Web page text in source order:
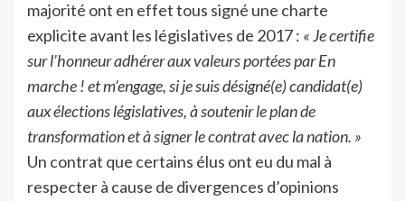
majorité ont en effet tous signé une charte
explicite avant les législatives de 2017 : « Je certifie
sur l’honneur adhérer aux valeurs portées par En
marche ! et m’engage, si je suis désigné(e) candidat(e)
aux élections législatives, à soutenir le plan de
transformation et à signer le contrat avec la nation. »
Un contrat que certains élus ont eu du mal à
respecter à cause de divergences d’opinions